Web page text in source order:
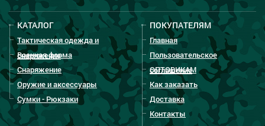
КАТАЛОГ
Тактическая одежда и
снаряжение
Военная форма
Снаряжение
Оружие и аксессуары
Сумки - Рюкзаки
ПОКУПАТЕЛЯМ
Главная
Пользовательское
соглашение
ОПТОВИКАМ
Как заказать
Доставка
Контакты